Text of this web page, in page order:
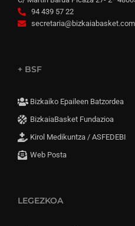
94 439 57 22
secretaria@bizkaiabasket.com
+ BSF
Bizkaiko Epaileen Batzordea
BizkaiaBasket Fundazioa
Kirol Medikuntza / ASFEDEBI
Web Posta
LEGEZKOA